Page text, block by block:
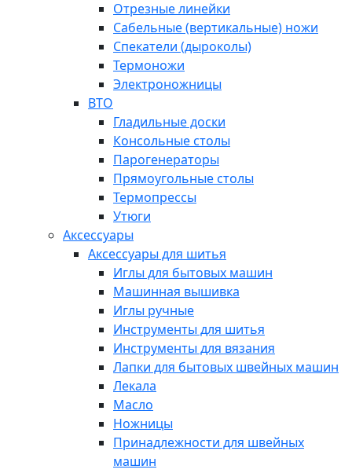
Отрезные линейки
Сабельные (вертикальные) ножи
Спекатели (дыроколы)
Термоножи
Электроножницы
ВТО
Гладильные доски
Консольные столы
Парогенераторы
Прямоугольные столы
Термопрессы
Утюги
Аксессуары
Аксессуары для шитья
Иглы для бытовых машин
Машинная вышивка
Иглы ручные
Инструменты для шитья
Инструменты для вязания
Лапки для бытовых швейных машин
Лекала
Масло
Ножницы
Принадлежности для швейных
машин